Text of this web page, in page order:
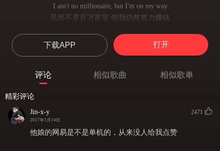
I ain't no millionaire, but I'm on my way
虽然不是百万富翁 但我仍然努力赚钱
明知真爱难觅 但我仍执着地追求爱情
When the world gets heavy, you might hear me say
当你被这世界压的不堪重负 请聆听我的心声
成长的路上 一路磕磕碰碰
Swear everybody in this town just wants to see you fall
下载APP 打开
评论 相似歌曲 相似歌单
精彩评论
Jin-x-y
2017年1月14日
2471
他娘的网易是不是单机的，从来没人给我点赞